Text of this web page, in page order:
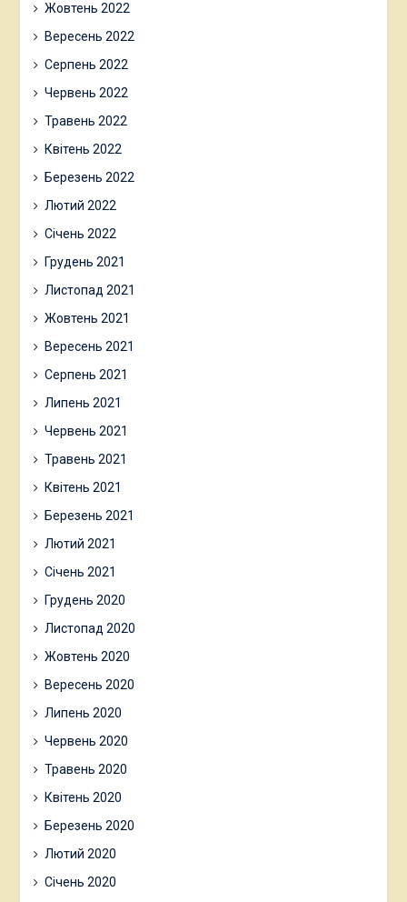
Жовтень 2022
Вересень 2022
Серпень 2022
Червень 2022
Травень 2022
Квітень 2022
Березень 2022
Лютий 2022
Січень 2022
Грудень 2021
Листопад 2021
Жовтень 2021
Вересень 2021
Серпень 2021
Липень 2021
Червень 2021
Травень 2021
Квітень 2021
Березень 2021
Лютий 2021
Січень 2021
Грудень 2020
Листопад 2020
Жовтень 2020
Вересень 2020
Липень 2020
Червень 2020
Травень 2020
Квітень 2020
Березень 2020
Лютий 2020
Січень 2020